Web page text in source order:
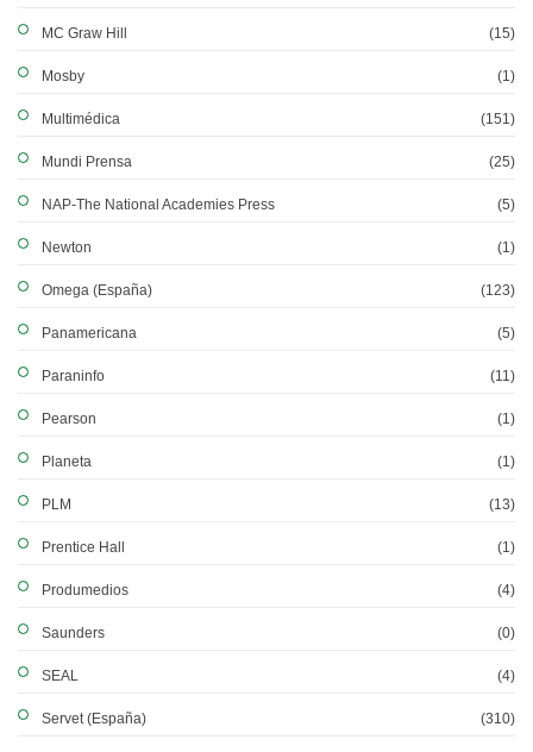
MC Graw Hill (15)
Mosby (1)
Multimédica (151)
Mundi Prensa (25)
NAP-The National Academies Press (5)
Newton (1)
Omega (España) (123)
Panamericana (5)
Paraninfo (11)
Pearson (1)
Planeta (1)
PLM (13)
Prentice Hall (1)
Produmedios (4)
Saunders (0)
SEAL (4)
Servet (España) (310)